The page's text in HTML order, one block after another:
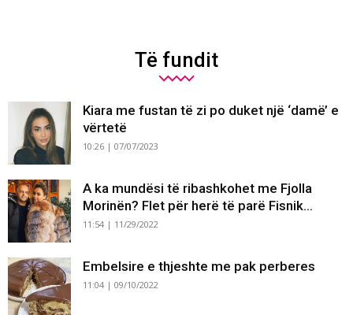
Të fundit
Kiara me fustan të zi po duket një ‘damë’ e
vërtetë
10:26 | 07/07/2023
A ka mundësi të ribashkohet me Fjolla
Morinën? Flet për herë të parë Fisnik...
11:54 | 11/29/2022
Embelsire e thjeshte me pak perberes
11:04 | 09/10/2022